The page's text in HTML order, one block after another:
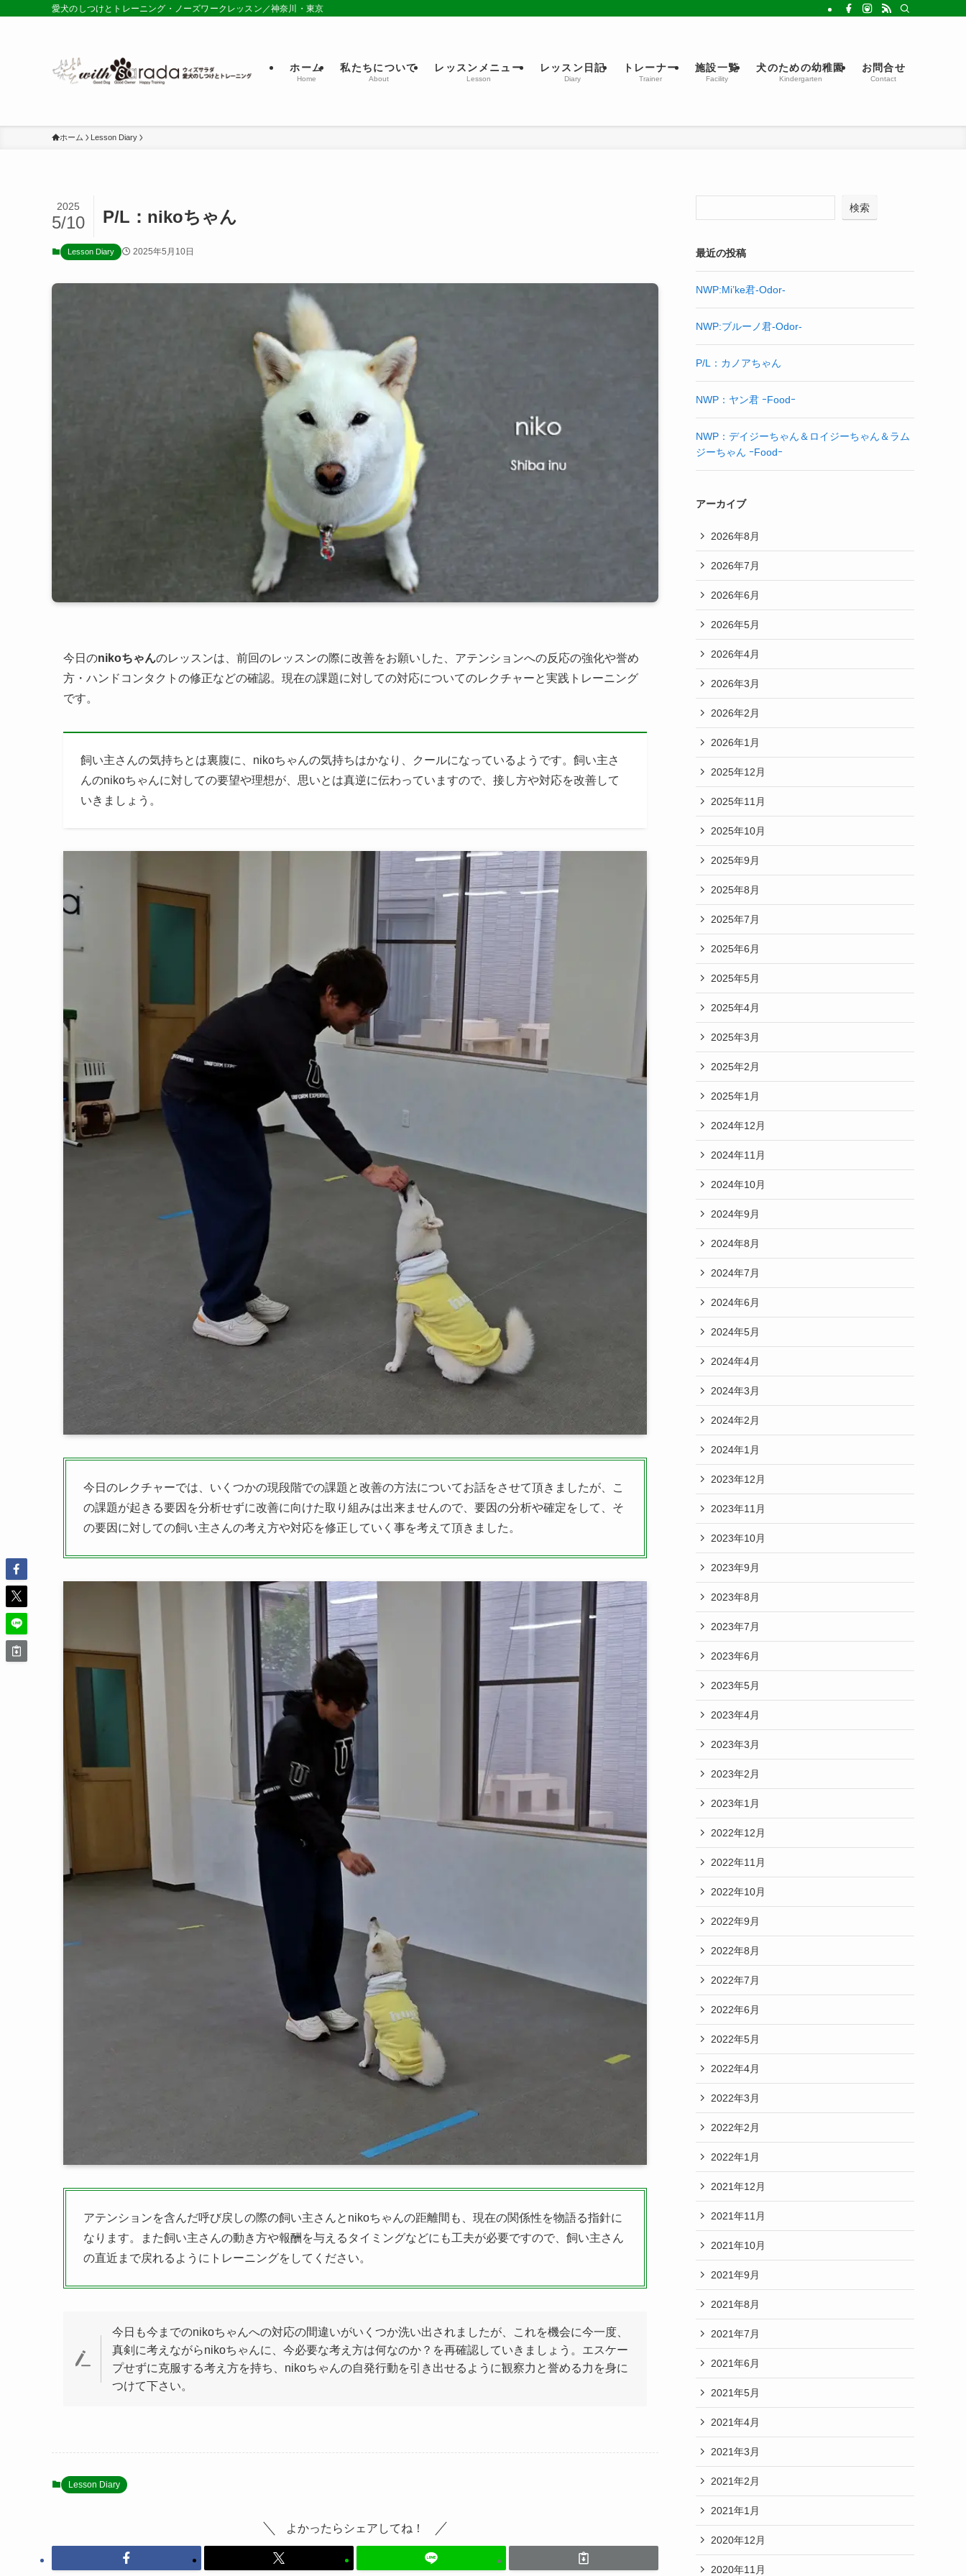
愛犬のしつけとトレーニング・ノーズワークレッスン／神奈川・東京
ホーム
Home
私たちについて
About
レッスンメニュー
Lesson
レッスン日記
Diary
トレーナー
Trainer
施設一覧
Facility
犬のための幼稚園
Kindergarten
お問合せ
Contact
ホーム Lesson Diary
P/L：nikoちゃん
2025
5/10
Lesson Diary 2025年5月10日
今日のnikoちゃんのレッスンは、前回のレッスンの際に改善をお願いした、アテンションへの反応の強化や誉め
方・ハンドコンタクトの修正などの確認。現在の課題に対しての対応についてのレクチャーと実践トレーニング
です。
飼い主さんの気持ちとは裏腹に、nikoちゃんの気持ちはかなり、クールになっているようです。飼い主さ
んのnikoちゃんに対しての要望や理想が、思いとは真逆に伝わっていますので、接し方や対応を改善して
いきましょう。
今日のレクチャーでは、いくつかの現段階での課題と改善の方法についてお話をさせて頂きましたが、こ
の課題が起きる要因を分析せずに改善に向けた取り組みは出来ませんので、要因の分析や確定をして、そ
の要因に対しての飼い主さんの考え方や対応を修正していく事を考えて頂きました。
アテンションを含んだ呼び戻しの際の飼い主さんとnikoちゃんの距離間も、現在の関係性を物語る指針に
なります。また飼い主さんの動き方や報酬を与えるタイミングなどにも工夫が必要ですので、飼い主さん
の直近まで戻れるようにトレーニングをしてください。
今日も今までのnikoちゃんへの対応の間違いがいくつか洗い出されましたが、これを機会に今一度、
真剣に考えながらnikoちゃんに、今必要な考え方は何なのか？を再確認していきましょう。エスケー
プせずに克服する考え方を持ち、nikoちゃんの自発行動を引き出せるように観察力と誉める力を身に
つけて下さい。
Lesson Diary
よかったらシェアしてね！
検索
最近の投稿
NWP:Mi’ke君-Odor-
NWP:ブルーノ君-Odor-
P/L：カノアちゃん
NWP：ヤン君 ｰFoodｰ
NWP：デイジーちゃん＆ロイジーちゃん＆ラム
ジーちゃん ｰFoodｰ
アーカイブ
2026年8月
2026年7月
2026年6月
2026年5月
2026年4月
2026年3月
2026年2月
2026年1月
2025年12月
2025年11月
2025年10月
2025年9月
2025年8月
2025年7月
2025年6月
2025年5月
2025年4月
2025年3月
2025年2月
2025年1月
2024年12月
2024年11月
2024年10月
2024年9月
2024年8月
2024年7月
2024年6月
2024年5月
2024年4月
2024年3月
2024年2月
2024年1月
2023年12月
2023年11月
2023年10月
2023年9月
2023年8月
2023年7月
2023年6月
2023年5月
2023年4月
2023年3月
2023年2月
2023年1月
2022年12月
2022年11月
2022年10月
2022年9月
2022年8月
2022年7月
2022年6月
2022年5月
2022年4月
2022年3月
2022年2月
2022年1月
2021年12月
2021年11月
2021年10月
2021年9月
2021年8月
2021年7月
2021年6月
2021年5月
2021年4月
2021年3月
2021年2月
2021年1月
2020年12月
2020年11月